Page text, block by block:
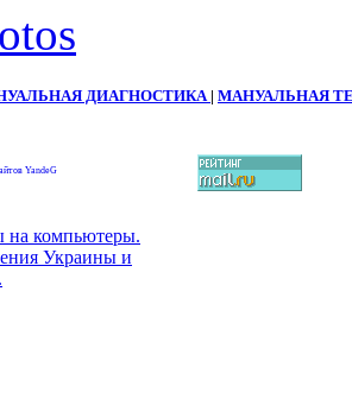
ДИАГНОСТИКА| МАНУАЛЬНАЯ